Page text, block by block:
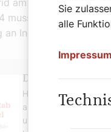
am 2. September
mussten die Nonnen
Ingrid jedoch ist
Das Buch zum
Heilige, das sind
allen Jahrhunderten:
und Laien. Diese
Sie
alle
Impressum